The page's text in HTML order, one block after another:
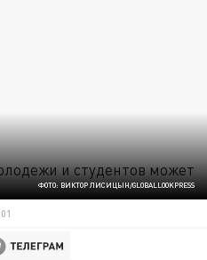
ФОТО: ВИКТОР ЛИСИЦЫН/GLOBALLOOKPRESS